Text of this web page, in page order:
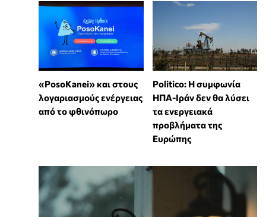
«PosoKanei» και στους
λογαριασμούς ενέργειας
από το φθινόπωρο
Politico: Η συμφωνία
ΗΠΑ-Ιράν δεν θα λύσει
τα ενεργειακά
προβλήματα της
Ευρώπης